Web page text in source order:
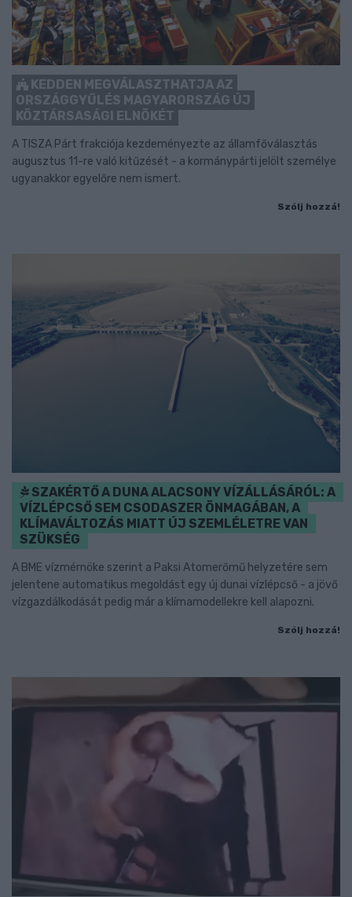
KEDDEN MEGVÁLASZTHATJA AZ
ORSZÁGGYŰLÉS MAGYARORSZÁG ÚJ
KÖZTÁRSASÁGI ELNÖKÉT
A TISZA Párt frakciója kezdeményezte az államfőválasztás
augusztus 11-re való kitűzését - a kormánypárti jelölt személye
ugyanakkor egyelőre nem ismert.
Szólj hozzá!
SZAKÉRTŐ A DUNA ALACSONY VÍZÁLLÁSÁRÓL: A
VÍZLÉPCSŐ SEM CSODASZER ÖNMAGÁBAN, A
KLÍMAVÁLTOZÁS MIATT ÚJ SZEMLÉLETRE VAN
SZÜKSÉG
A BME vízmérnöke szerint a Paksi Atomerőmű helyzetére sem
jelentene automatikus megoldást egy új dunai vízlépcső - a jövő
vízgazdálkodását pedig már a klímamodellekre kell alapozni.
Szólj hozzá!